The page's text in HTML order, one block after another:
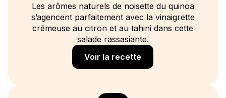
Les arômes naturels de noisette du quinoa
s’agencent parfaitement avec la vinaigrette
crémeuse au citron et au tahini dans cette
salade rassasiante.
Voir la recette